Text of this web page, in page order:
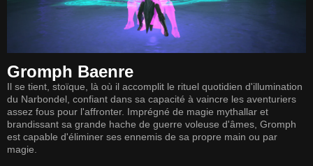
Gromph Baenre
Il se tient, stoïque, là où il accomplit le rituel quotidien d'illumination
du Narbondel, confiant dans sa capacité à vaincre les aventuriers
assez fous pour l'affronter. Imprégné de magie mythallar et
brandissant sa grande hache de guerre voleuse d'âmes, Gromph
est capable d'éliminer ses ennemis de sa propre main ou par
magie.